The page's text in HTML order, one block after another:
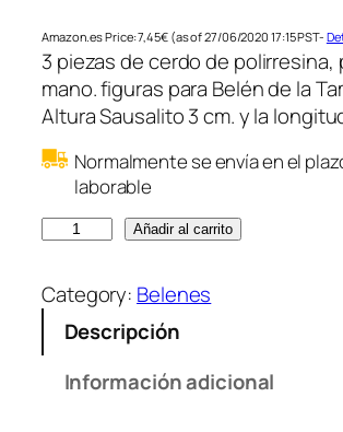
Amazon.es Price:7,45€(as of 27/06/2020 17:15 PST-
3 piezas de cerdo de polirresina,
mano. figuras para Belén de la
Altura Sausalito 3 cm. y la
Normalmente se envía en el
laborable
l
o
Añadir al carrito
Category: Belenes
Descripción
Información adicional